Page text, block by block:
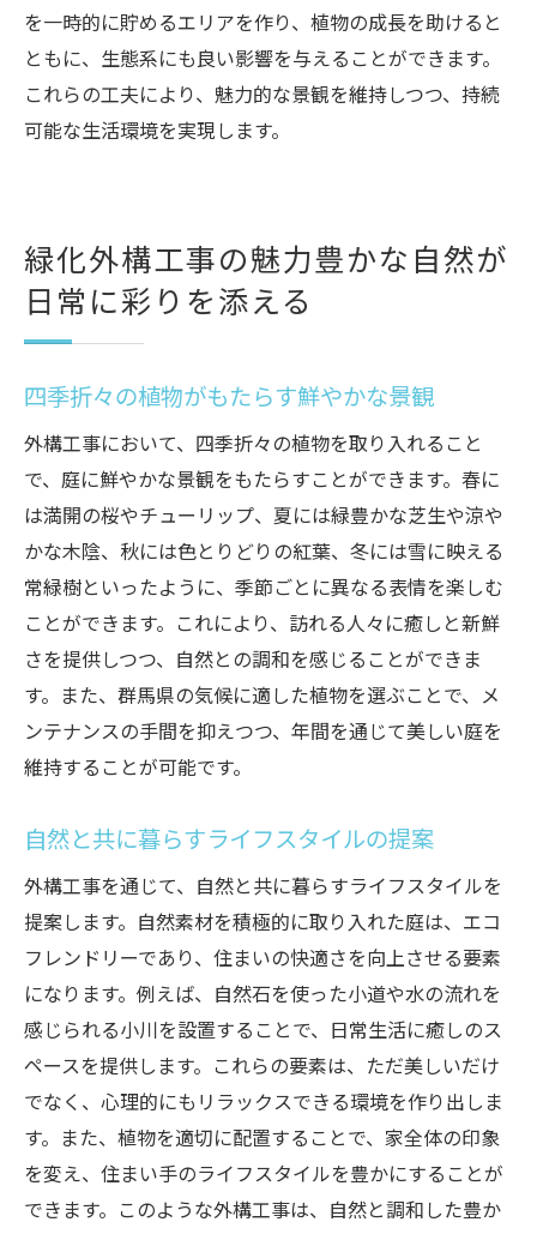
を一時的に貯めるエリアを作り、植物の成長を助けると
ともに、生態系にも良い影響を与えることができます。
これらの工夫により、魅力的な景観を維持しつつ、持続
可能な生活環境を実現します。
緑化外構工事の魅力豊かな自然が
日常に彩りを添える
四季折々の植物がもたらす鮮やかな景観
外構工事において、四季折々の植物を取り入れること
で、庭に鮮やかな景観をもたらすことができます。春に
は満開の桜やチューリップ、夏には緑豊かな芝生や涼や
かな木陰、秋には色とりどりの紅葉、冬には雪に映える
常緑樹といったように、季節ごとに異なる表情を楽しむ
ことができます。これにより、訪れる人々に癒しと新鮮
さを提供しつつ、自然との調和を感じることができま
す。また、群馬県の気候に適した植物を選ぶことで、メ
ンテナンスの手間を抑えつつ、年間を通じて美しい庭を
維持することが可能です。
自然と共に暮らすライフスタイルの提案
外構工事を通じて、自然と共に暮らすライフスタイルを
提案します。自然素材を積極的に取り入れた庭は、エコ
フレンドリーであり、住まいの快適さを向上させる要素
になります。例えば、自然石を使った小道や水の流れを
感じられる小川を設置することで、日常生活に癒しのス
ペースを提供します。これらの要素は、ただ美しいだけ
でなく、心理的にもリラックスできる環境を作り出しま
す。また、植物を適切に配置することで、家全体の印象
を変え、住まい手のライフスタイルを豊かにすることが
できます。このような外構工事は、自然と調和した豊か